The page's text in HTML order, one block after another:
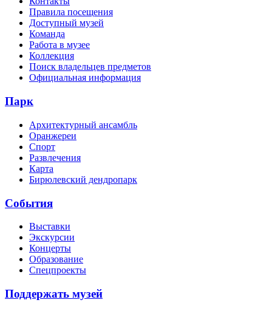
Правила посещения
Доступный музей
Команда
Работа в музее
Коллекция
Поиск владельцев предметов
Официальная информация
Парк
Архитектурный ансамбль
Оранжереи
Спорт
Развлечения
Карта
Бирюлевский дендропарк
События
Выставки
Экскурсии
Концерты
Образование
Спецпроекты
Поддержать музей